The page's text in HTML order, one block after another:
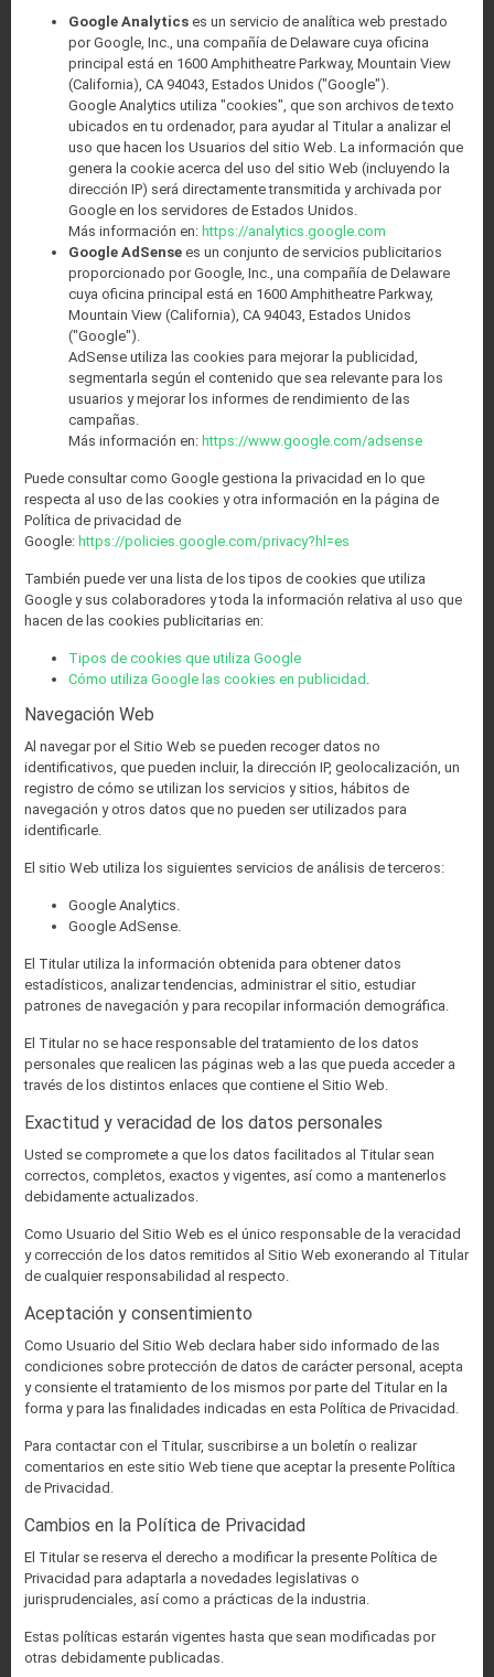
Google Analytics es un servicio de analítica web prestado
por Google, Inc., una compañía de Delaware cuya oficina
principal está en 1600 Amphitheatre Parkway, Mountain View
(California), CA 94043, Estados Unidos ("Google").
Google Analytics utiliza "cookies", que son archivos de texto
ubicados en tu ordenador, para ayudar al Titular a analizar el
uso que hacen los Usuarios del sitio Web. La información que
genera la cookie acerca del uso del sitio Web (incluyendo la
dirección IP) será directamente transmitida y archivada por
Google en los servidores de Estados Unidos.
Más información en: https://analytics.google.com
Google AdSense es un conjunto de servicios publicitarios
proporcionado por Google, Inc., una compañía de Delaware
cuya oficina principal está en 1600 Amphitheatre Parkway,
Mountain View (California), CA 94043, Estados Unidos
("Google").
AdSense utiliza las cookies para mejorar la publicidad,
segmentarla según el contenido que sea relevante para los
usuarios y mejorar los informes de rendimiento de las
campañas.
Más información en: https://www.google.com/adsense
Puede consultar como Google gestiona la privacidad en lo que
respecta al uso de las cookies y otra información en la página de
Política de privacidad de
Google: https://policies.google.com/privacy?hl=es
También puede ver una lista de los tipos de cookies que utiliza
Google y sus colaboradores y toda la información relativa al uso que
hacen de las cookies publicitarias en:
Tipos de cookies que utiliza Google
Cómo utiliza Google las cookies en publicidad
Navegación Web
Al navegar por el Sitio Web se pueden recoger datos no
identificativos, que pueden incluir, la dirección IP, geolocalización, un
registro de cómo se utilizan los servicios y sitios, hábitos de
navegación y otros datos que no pueden ser utilizados para
identificarle.
El sitio Web utiliza los siguientes servicios de análisis de terceros:
Google Analytics.
Google AdSense.
El Titular utiliza la información obtenida para obtener datos
estadísticos, analizar tendencias, administrar el sitio, estudiar
patrones de navegación y para recopilar información demográfica.
El Titular no se hace responsable del tratamiento de los datos
personales que realicen las páginas web a las que pueda acceder a
través de los distintos enlaces que contiene el Sitio Web.
Exactitud y veracidad de los datos personales
Usted se compromete a que los datos facilitados al Titular sean
correctos, completos, exactos y vigentes, así como a mantenerlos
debidamente actualizados.
Como Usuario del Sitio Web es el único responsable de la veracidad
y corrección de los datos remitidos al Sitio Web exonerando al Titular
de cualquier responsabilidad al respecto.
Aceptación y consentimiento
Como Usuario del Sitio Web declara haber sido informado de las
condiciones sobre protección de datos de carácter personal, acepta
y consiente el tratamiento de los mismos por parte del Titular en la
forma y para las finalidades indicadas en esta Política de Privacidad.
Para contactar con el Titular, suscribirse a un boletín o realizar
comentarios en este sitio Web tiene que aceptar la presente Política
de Privacidad.
Cambios en la Política de Privacidad
El Titular se reserva el derecho a modificar la presente Política de
Privacidad para adaptarla a novedades legislativas o
jurisprudenciales, así como a prácticas de la industria.
Estas políticas estarán vigentes hasta que sean modificadas por
otras debidamente publicadas.